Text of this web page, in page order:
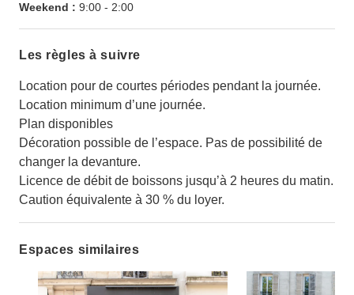
Weekend : 9:00 - 2:00
Les règles à suivre
Location pour de courtes périodes pendant la journée.
Location minimum d’une journée.
Plan disponibles
Décoration possible de l’espace. Pas de possibilité de
changer la devanture.
Licence de débit de boissons jusqu’à 2 heures du matin.
Caution équivalente à 30 % du loyer.
Espaces similaires